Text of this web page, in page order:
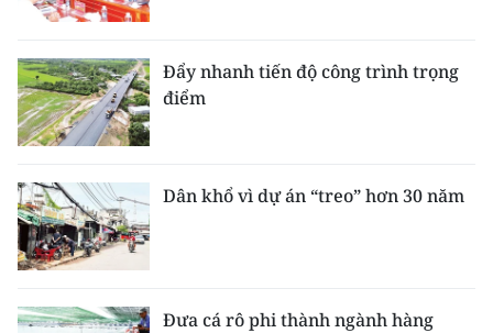
Đẩy nhanh tiến độ công trình trọng
điểm
Dân khổ vì dự án “treo” hơn 30 năm
Đưa cá rô phi thành ngành hàng